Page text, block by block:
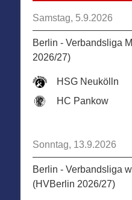
Samstag, 5.9.2026
Berlin - Verbandsliga
2026/27)
HSG Neukölln
HC Pankow
Sonntag, 13.9.2026
Berlin - Verbandsliga
(HVBerlin 2026/27)